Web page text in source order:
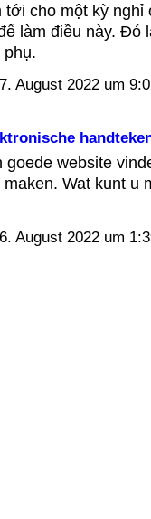
tới cho một kỳ
làm điều này. Đó
August 2022 um
website
Wat kunt u
August 2022 um